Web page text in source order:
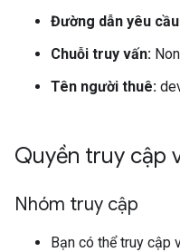
Đường dẫn yêu
Chuỗi truy vấn:
Tên người thuê:
Quyền truy cập
Nhóm truy cập
Bạn có thể truy cập